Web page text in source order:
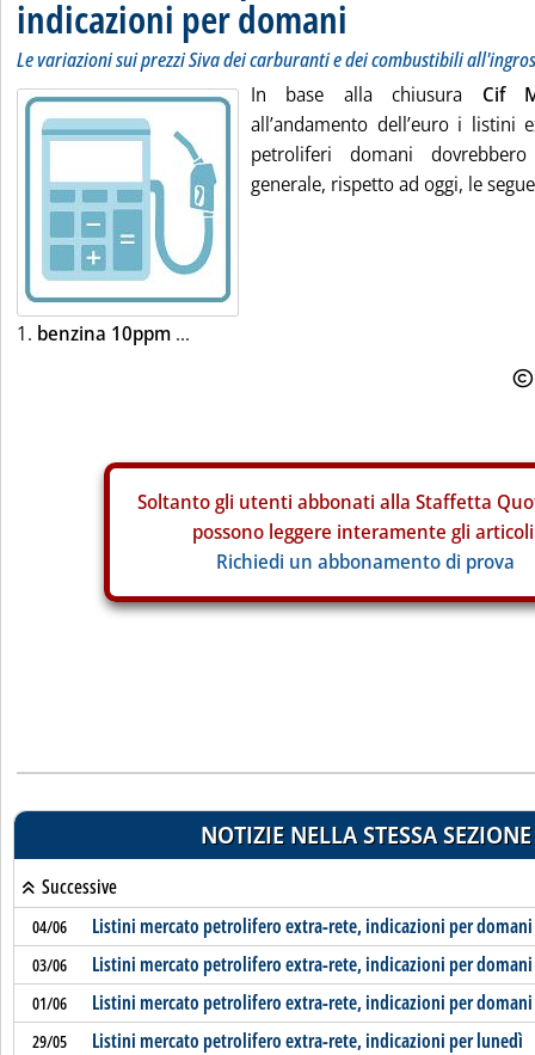
indicazioni per domani
Le variazioni sui prezzi Siva dei carburanti e dei combustibili
In base alla chiusura Cif
all’andamento dell’euro i listini
petroliferi domani
generale, rispetto ad oggi, le
1. benzina 10ppm ...
Soltanto gli utenti abbonati alla Staffetta
possono leggere interamente gli
Richiedi un abbonamento di prova
NOTIZIE NELLA STESSA SEZIONE
Successive
04/06 Listini mercato petrolifero extra-rete, indicazioni per domani
03/06 Listini mercato petrolifero extra-rete, indicazioni per domani
01/06 Listini mercato petrolifero extra-rete, indicazioni per domani
29/05 Listini mercato petrolifero extra-rete, indicazioni per lunedì